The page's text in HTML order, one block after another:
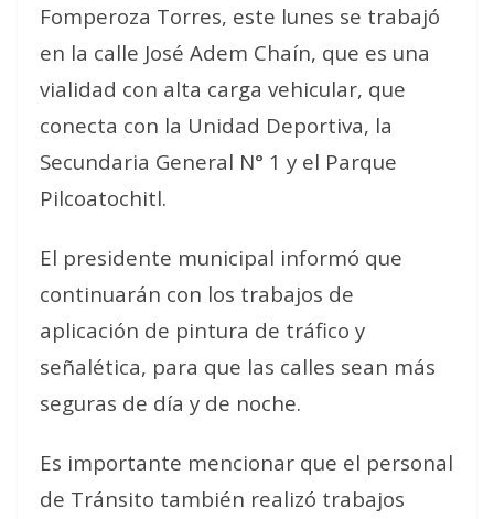
Fomperoza Torres, este lunes se trabajó
en la calle José Adem Chaín, que es una
vialidad con alta carga vehicular, que
conecta con la Unidad Deportiva, la
Secundaria General N° 1 y el Parque
Pilcoatochitl.
El presidente municipal informó que
continuarán con los trabajos de
aplicación de pintura de tráfico y
señalética, para que las calles sean más
seguras de día y de noche.
Es importante mencionar que el personal
de Tránsito también realizó trabajos